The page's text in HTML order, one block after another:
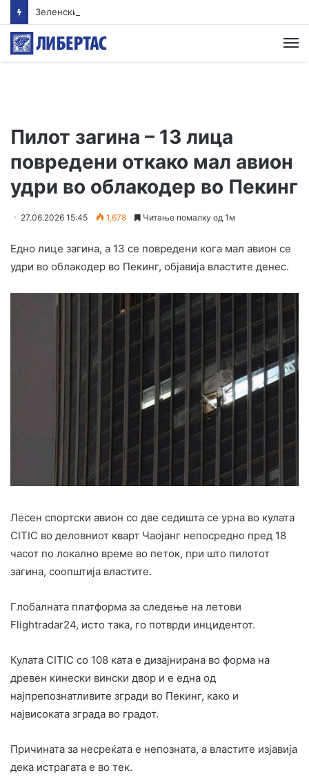
Зеленски во сабота доаѓа во Белград
Пилот загина – 13 лица
повредени откако мал авион
удри во облакодер во Пекинг
27.06.2026 15:45 1,678 Читање помалку од 1м
Едно лице загина, а 13 се повредени кога мал авион се
удри во облакодер во Пекинг, објавија властите денес.
Лесен спортски авион со две седишта се урна во кулата
CITIC во деловниот кварт Чаојанг непосредно пред 18
часот по локално време во петок, при што пилотот
загина, соопштија властите.
Глобалната платформа за следење на летови
Flightradar24, исто така, го потврди инцидентот.
Кулата CITIC со 108 ката е дизајнирана во форма на
древен кинески вински двор и е една од
најпрепознатливите згради во Пекинг, како и
највисоката зграда во градот.
Причината за несреќата е непозната, а властите изјавија
дека истрагата е во тек.